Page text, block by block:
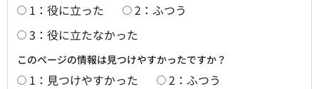
1：役に立った
2：ふつう
3：役に立たなかった
このページの情報は見つけやすかったですか？
1：見つけやすかった
2：ふつう